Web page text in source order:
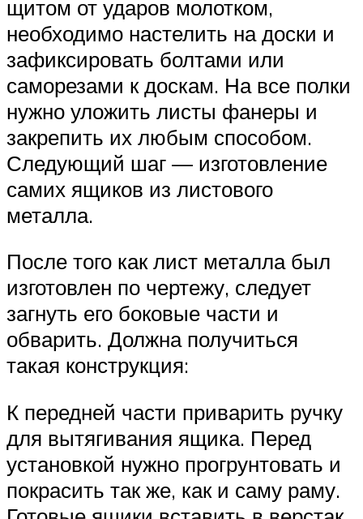
щитом от ударов молотком,
необходимо настелить на доски и
зафиксировать болтами или
саморезами к доскам. На все полки
нужно уложить листы фанеры и
закрепить их любым способом.
Следующий шаг — изготовление
самих ящиков из листового
металла.
После того как лист металла был
изготовлен по чертежу, следует
загнуть его боковые части и
обварить. Должна получиться
такая конструкция:
К передней части приварить ручку
для вытягивания ящика. Перед
установкой нужно прогрунтовать и
покрасить так же, как и саму раму.